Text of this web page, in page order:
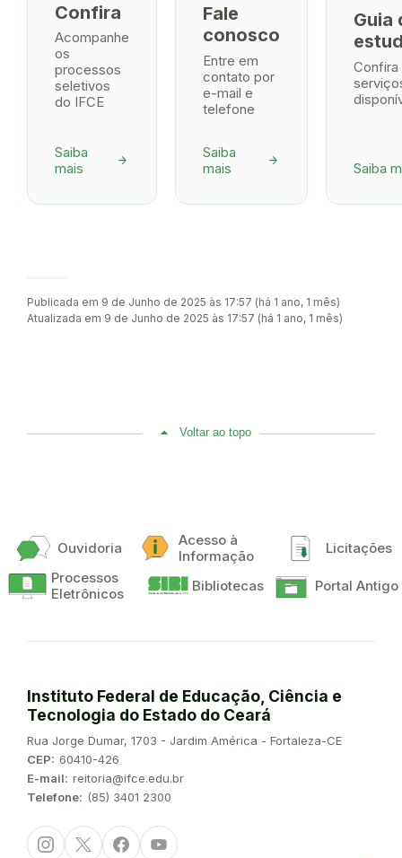
Confira
Acompanhe
os
processos
seletivos
do IFCE
Saiba
mais
arrow_forward
Fale
conosco
Entre em
contato por
e-mail e
telefone
Saiba
mais
arrow_forward
Guia
Confira
Saiba
Publicada em 9 de Junho de 2025 às 17:57 (há 1 ano, 1 mês)
Atualizada em 9 de Junho de 2025 às 17:57 (há 1 ano, 1 mês)
Voltar ao topo
Ouvidoria
Acesso à
Informação
Licitações
Processos
Eletrônicos
Bibliotecas Portal Antigo
Instituto Federal de Educação, Ciência e
Tecnologia do Estado do Ceará
Endereço:
Rua Jorge Dumar, 1703 - Jardim América - Fortaleza-CE
CEP: 60410-426
E-mail: reitoria@ifce.edu.br
Telefone: (85) 3401 2300
InstagramTwitter/XFacebookYoutube